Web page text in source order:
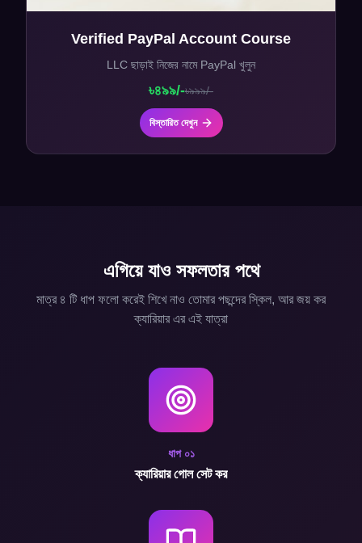
Verified PayPal Account Course
LLC ছাড়াই নিজের নামে PayPal খুলুন
৳৪৯৯/-৳৯৯৯/-
বিস্তারিত দেখুন
এগিয়ে যাও সফলতার পথে
মাত্র ৪ টি ধাপ ফলো করেই শিখে নাও তোমার পছন্দের স্কিল, আর জয় কর
ক্যারিয়ার এর এই যাত্রা
ধাপ ০১
ক্যারিয়ার গোল সেট কর